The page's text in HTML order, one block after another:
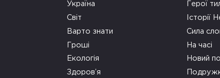
Україна
Світ
Варто знати
Гроші
Екологія
Здоров’я
Герої
Історії
Сила
На часі
Новий